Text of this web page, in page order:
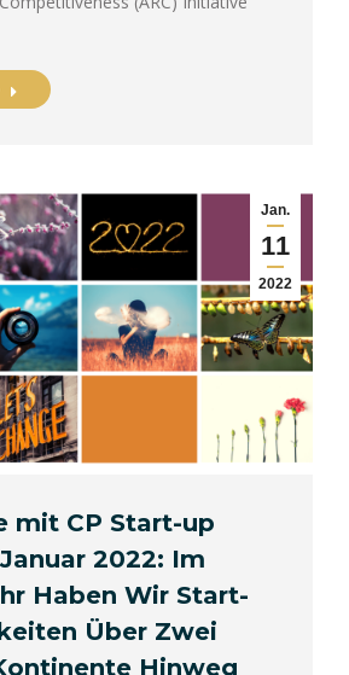
Jan.
11
2022
mit CP Start-up
2022: Im
Haben Wir Start-
Über Zwei
Hinweg